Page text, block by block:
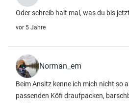
Oder schreib halt mal, was du bis
vor 5 Jahre
Norman_em
Beim Ansitz kenne ich mich nicht so
passenden Köfi draufpacken,